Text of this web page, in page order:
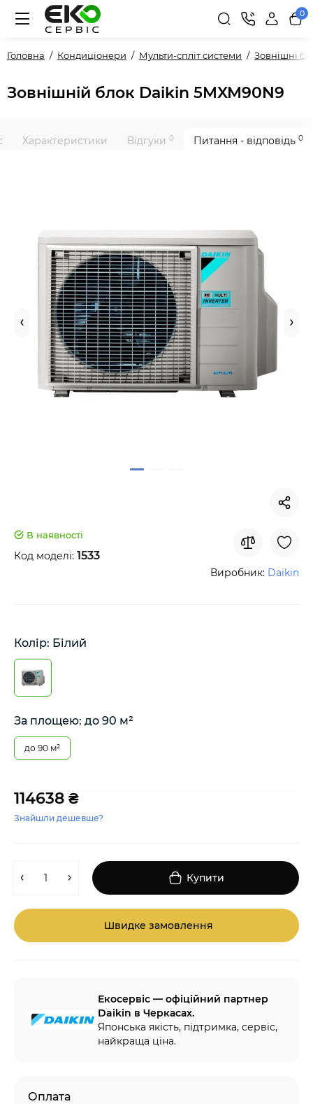
0
Головна Кондиціонери Мульти-спліт системи Зовнішні
Зовнішній блок Daikin 5MXM90N9
Характеристики Відгуки 0 Питання - відповідь 0
В наявності
Код моделі: 1533
Виробник: Daikin
Колір: Білий
За площею: до 90 м²
до 90 м²
114638 ₴
Знайшли дешевше?
Купити
Швидке замовлення
Екосервіс — офіційний партнер
Daikin в Черкасах.
Японська якість, підтримка, сервіс,
найкраща ціна.
Оплата